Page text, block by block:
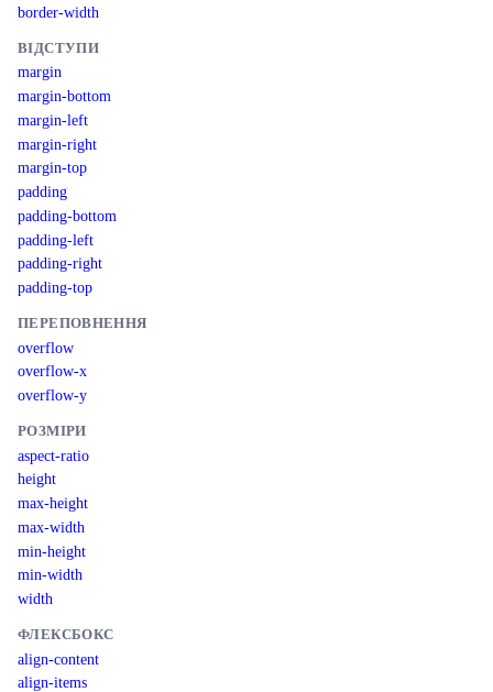
border-width
ВІДСТУПИ
margin
margin-bottom
margin-left
margin-right
margin-top
padding
padding-bottom
padding-left
padding-right
padding-top
ПЕРЕПОВНЕННЯ
overflow
overflow-x
overflow-y
РОЗМІРИ
aspect-ratio
height
max-height
max-width
min-height
min-width
width
ФЛЕКСБОКС
align-content
align-items